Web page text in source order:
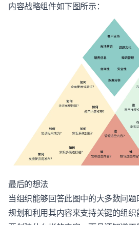
内容战略组件如下图所示：
最后的想法
当组织能够回答此图中的大多数问
规划和利用其内容来支持关键的组